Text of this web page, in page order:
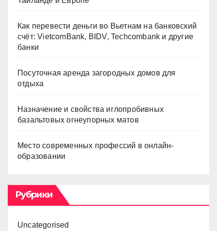
Как перевести деньги во Вьетнам на банковский
счёт: VietcomBank, BIDV, Techcombank и другие
банки
Посуточная аренда загородных домов для
отдыха
Назначение и свойства иглопробивных
базальтовых огнеупорных матов
Место современных профессий в онлайн-
образовании
Рубрики
Uncategorised